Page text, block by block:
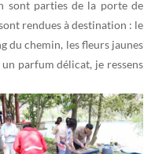
sont parties de la porte de
rendues à destination : le
du chemin, les fleurs jaunes
parfum délicat, je ressens